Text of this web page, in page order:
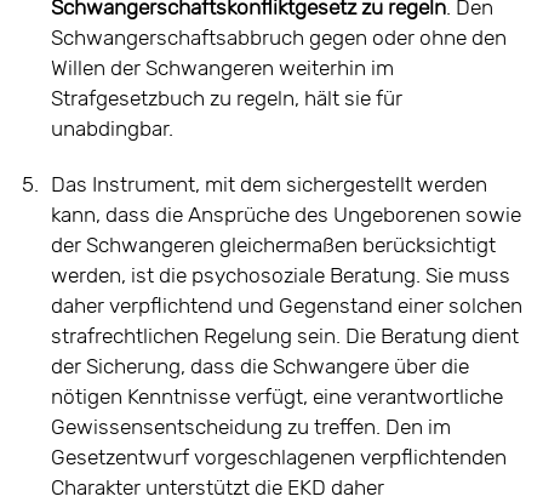
Schwangerschaftskonfliktgesetz zu regeln. Den
Schwangerschaftsabbruch gegen oder ohne den
Willen der Schwangeren weiterhin im
Strafgesetzbuch zu regeln, hält sie für
unabdingbar.
5. Das Instrument, mit dem sichergestellt werden
kann, dass die Ansprüche des Ungeborenen sowie
der Schwangeren gleichermaßen berücksichtigt
werden, ist die psychosoziale Beratung. Sie muss
daher verpflichtend und Gegenstand einer solchen
strafrechtlichen Regelung sein. Die Beratung dient
der Sicherung, dass die Schwangere über die
nötigen Kenntnisse verfügt, eine verantwortliche
Gewissensentscheidung zu treffen. Den im
Gesetzentwurf vorgeschlagenen verpflichtenden
Charakter unterstützt die EKD daher